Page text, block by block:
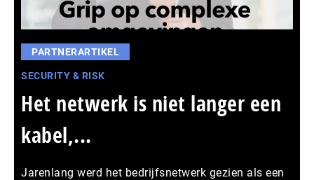
PARTNERARTIKEL
SECURITY & RISK
Het netwerk is niet langer een
kabel,...
Jarenlang werd het bedrijfsnetwerk gezien als een